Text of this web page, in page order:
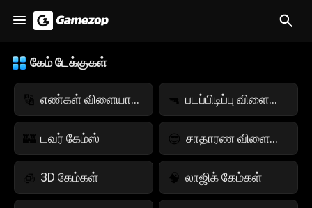
கேம் டேக்குகள்
🔢 எண்கள் விளையாட்டுகள் 🔫 படப்பிடிப்பு விளையாட்டுகள்
🏰 டவர் கேம்ஸ் 😎 சாதாரண விளையாட்டுகள்
🧊 3D கேம்கள் 🧠 லாஜிக் கேம்கள்